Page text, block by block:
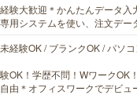
験大歓迎＊かんたんデータ入
用システムを使い、注文デ
経験OK / ブランクOK / パソ
OK！学歴不問！WワークOK
由＊オフィスワークでデビ